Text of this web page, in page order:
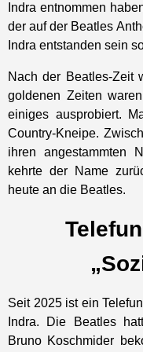
Indra entnommen
der auf der Beatles
Indra entstanden sein
Nach der Beatles-Zeit
goldenen Zeiten
einiges ausprobiert.
Country-Kneipe.
ihren angestammten
kehrte der Name
heute an die Beatles.
Seit 2025 ist ein
Indra. Die Beatles
Bruno Koschmider